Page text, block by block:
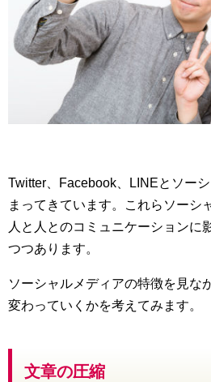
Twitter、Facebook、LINEとソー
まってきています。これらソーシ
人と人とのコミュニケーションに
つつあります。
ソーシャルメディアの特徴を見な
変わっていくかを考えてみます。
文章の圧縮